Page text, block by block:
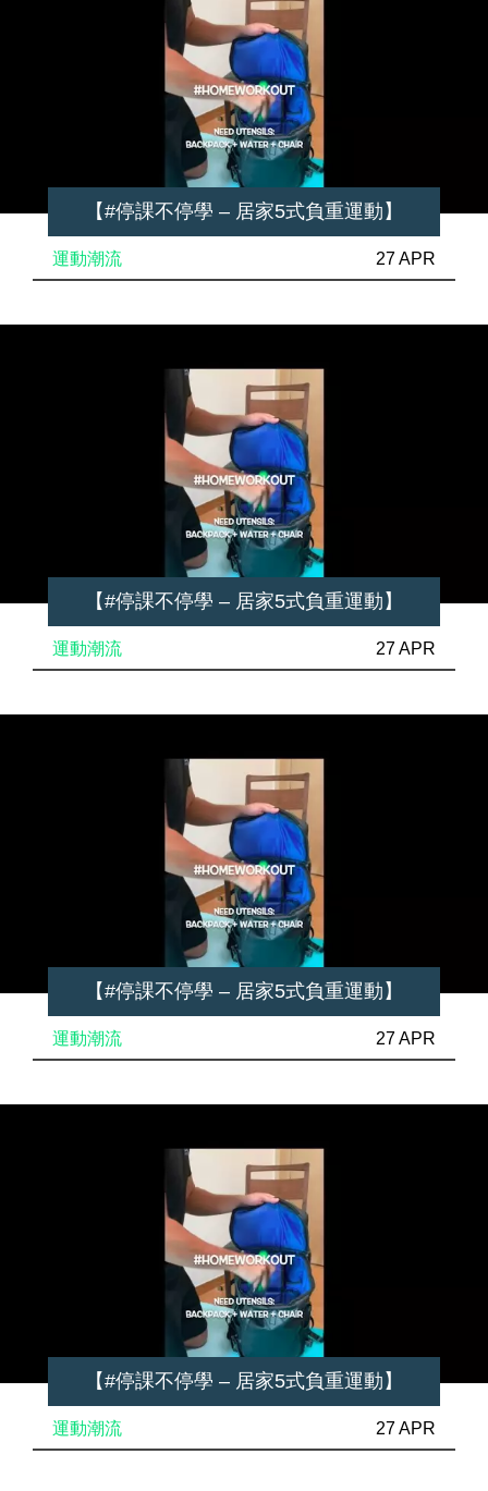
【#停課不停學 – 居家5式負重運動】
運動潮流 27 APR
【#停課不停學 – 居家5式負重運動】
運動潮流 27 APR
【#停課不停學 – 居家5式負重運動】
運動潮流 27 APR
【#停課不停學 – 居家5式負重運動】
運動潮流 27 APR